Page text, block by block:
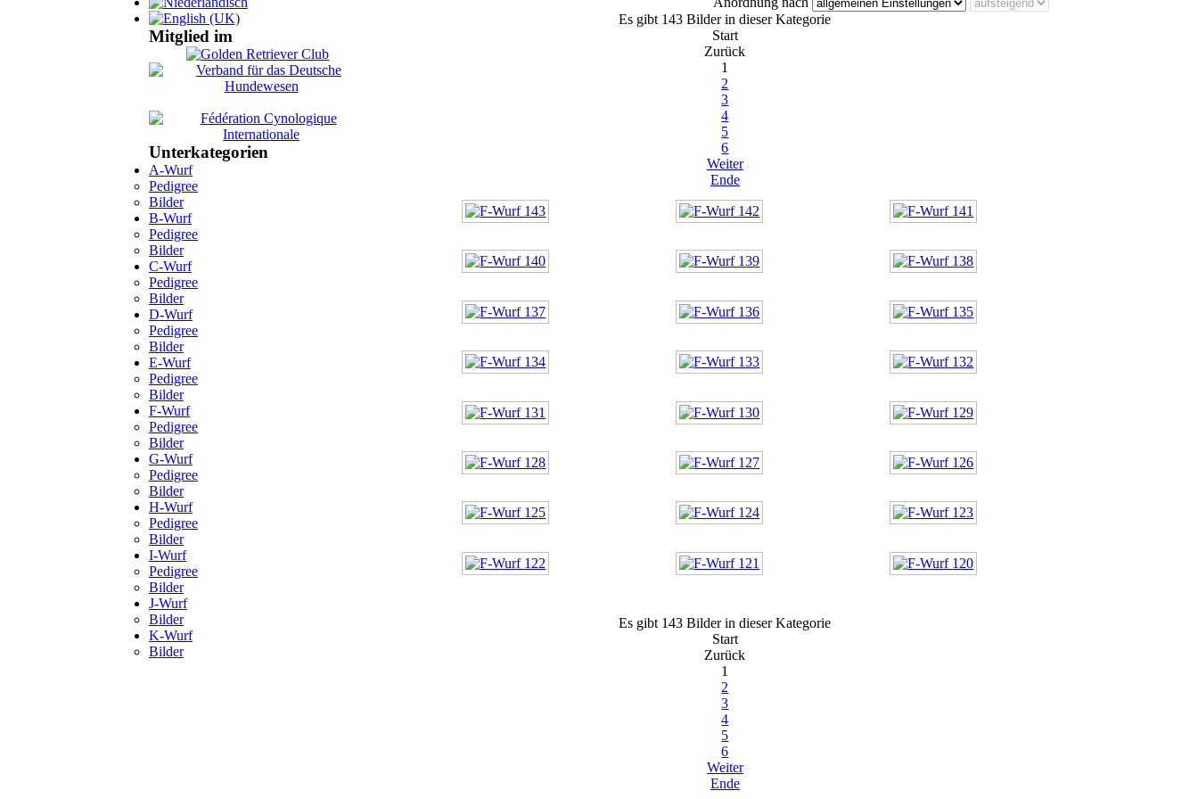
Mitglied im
Unterkategorien
A-Wurf
Pedigree
Bilder
B-Wurf
Pedigree
Bilder
C-Wurf
Pedigree
Bilder
D-Wurf
Pedigree
Bilder
E-Wurf
Pedigree
Bilder
F-Wurf
Pedigree
Bilder
G-Wurf
Pedigree
Bilder
H-Wurf
Pedigree
Bilder
I-Wurf
Pedigree
Bilder
J-Wurf
Bilder
K-Wurf
Bilder
Es gibt 143 Bilder in dieser Kategorie
Start
Zurück
1
2
3
4
5
6
Weiter
Ende
Es gibt 143 Bilder in dieser Kategorie
Start
Zurück
1
2
3
4
5
6
Weiter
Ende